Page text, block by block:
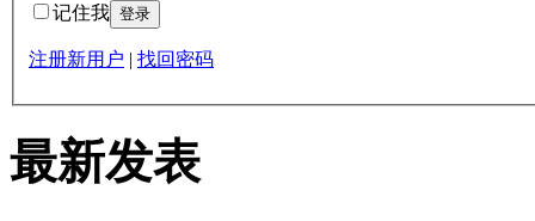
记住我
注册新用户 | 找回密码
最新发表